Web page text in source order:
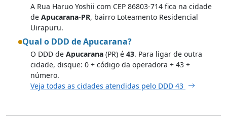
A Rua Haruo Yoshii com CEP 86803-714 fica na cidade
de Apucarana-PR, bairro Loteamento Residencial
Uirapuru.
Qual o DDD de Apucarana?
O DDD de Apucarana (PR) é 43. Para ligar de outra
cidade, disque: 0 + código da operadora + 43 +
número.
Veja todas as cidades atendidas pelo DDD 43